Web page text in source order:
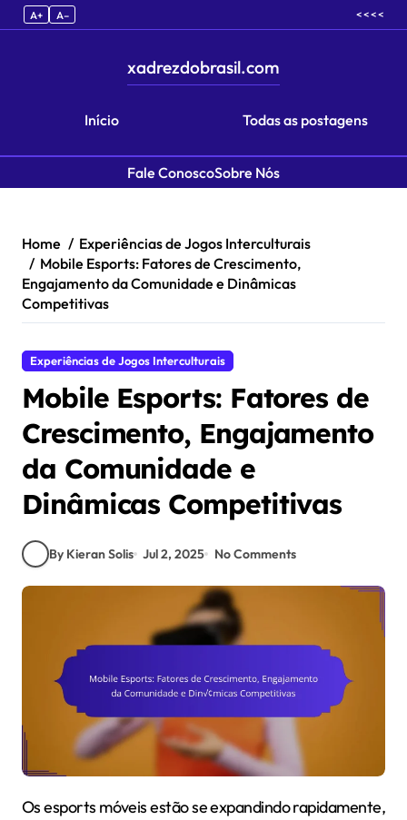
A+ A– < < < <
Início
xadrezdobrasil.com
Todas as postagens
Fale ConoscoSobre Nós
Home
Experiências de Jogos Interculturais
Mobile Esports: Fatores de Crescimento,
Engajamento da Comunidade e Dinâmicas
Competitivas
Experiências de Jogos Interculturais
Mobile Esports: Fatores de
Crescimento, Engajamento
da Comunidade e
Dinâmicas Competitivas
By Kieran Solis Jul 2, 2025 No Comments
Os esports móveis estão se expandindo rapidamente,